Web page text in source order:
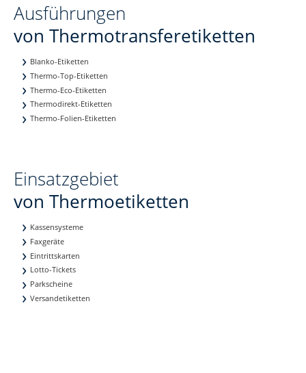
Ausführungen
von Thermotransferetiketten
Blanko-Etiketten
Thermo-Top-Etiketten
Thermo-Eco-Etiketten
Thermodirekt-Etiketten
Thermo-Folien-Etiketten
Einsatzgebiet
von Thermoetiketten
Kassensysteme
Faxgeräte
Eintrittskarten
Lotto-Tickets
Parkscheine
Versandetiketten